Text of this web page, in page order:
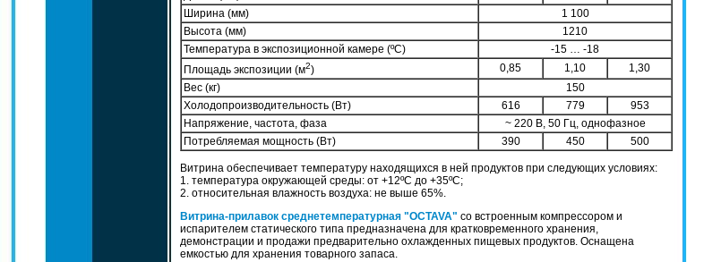
Ширина (мм)
1 100
Высота (мм)
1210
Температура в экспозиционной камере (ºC)
-15 … -18
Площадь экспозиции (м2) 0,85 1,10
1,30
Вес (кг)
150
Холодопроизводительность (Вт)
616 779
953
Напряжение, частота, фаза
~ 220 В, 50 Гц, однофазное
Потребляемая мощность (Вт)
390 450 500
Витрина обеспечивает температуру находящихся в ней продуктов при следующих условиях:
1. температура окружающей среды: от +12ºC до +35ºC;
2. относительная влажность воздуха: не выше 65%.
Витрина-прилавок среднетемпературная "OCTAVA" со встроенным компрессором и
испарителем статического типа предназначена для кратковременного хранения,
демонстрации и продажи предварительно охлажденных пищевых продуктов. Оснащена
емкостью для хранения товарного запаса.